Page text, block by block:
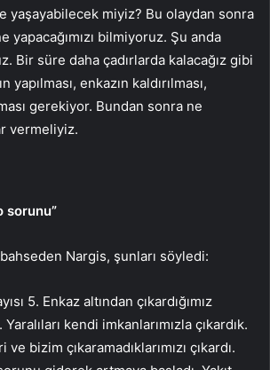
yaşayabilecek miyiz? Bu olaydan sonra
yapacağımızı bilmiyoruz. Şu anda
Bir süre daha çadırlarda kalacağız gibi
yapılması, enkazın kaldırılması,
gerekiyor. Bundan sonra ne
vermeliyiz.
sorunu”
Nargis, şunları söyledi:
5. Enkaz altından çıkardığımız
Yaralıları kendi imkanlarımızla çıkardık.
bizim çıkaramadıklarımızı çıkardı.